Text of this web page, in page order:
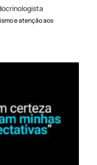
e atenção aos